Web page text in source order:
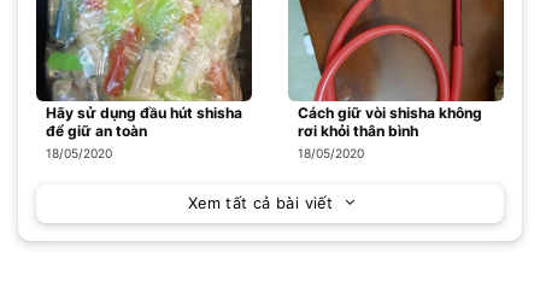
Hãy sử dụng đầu hút shisha
để giữ an toàn
18/05/2020
Cách giữ vòi shisha không
rơi khỏi thân bình
18/05/2020
Xem tất cả bài viết